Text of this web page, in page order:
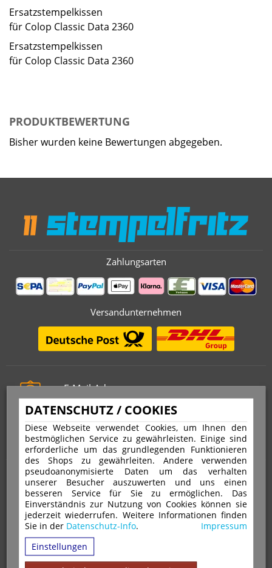
DATENSCHUTZ / COOKIES
Diese Webseite verwendet Cookies, um Ihnen den
bestmöglichen Service zu gewährleisten. Einige sind
erforderliche um das grundlegenden Funktionieren
des Shops zu gewährleiten. Andere verwenden
pseudoanonymisierte Daten um das verhalten
unserer Besucher auszuwerten und uns einen
besseren Service für Sie zu ermöglichen. Das
Einverständnis zur Nutzung von Cookies können sie
jederzeit wiederrufen. Weitere Informationen finden
Sie in der Datenschutz-Info.
Impressum
Einstellungen
Ersatzstempelkissen
für Colop Classic Data 2360
Ersatzstempelkissen
für Colop Classic Data 2360
PRODUKTBEWERTUNG
Bisher wurden keine Bewertungen abgegeben.
Zahlungsarten
Versandunternehmen
E-Mail-Adresse
info@stempelfritz.de
Telefon
0221 677 812 08
Über uns
VERTRAG WIDERRUFEN
IMPRESSUM
DATENSCHUTZ
WIDERRUFSRECHT
AGB
VERSAND & ZAHLUNGSARTEN